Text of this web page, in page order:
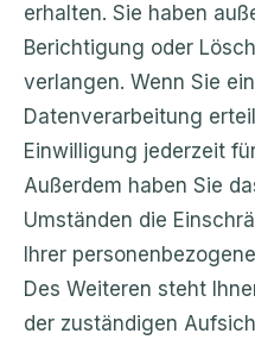
erhalten. Sie haben
Berichtigung oder
verlangen. Wenn Sie
Datenverarbeitung
Einwilligung jederzeit
Außerdem haben Sie
Umständen die
Ihrer
Des Weiteren steht
der zuständigen